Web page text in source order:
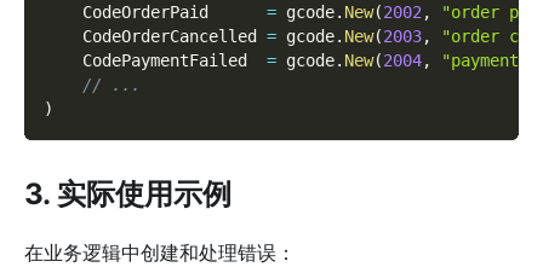
    CodeOrderPaid
= gcode. New(2002 ,
"order
    CodeOrderCancelled
= gcode. New(2003,
"order
    CodePaymentFailed
= gcode. New(2004,
"payment
// ...
)
3. 实际使用示例
在业务逻辑中创建和处理错误：